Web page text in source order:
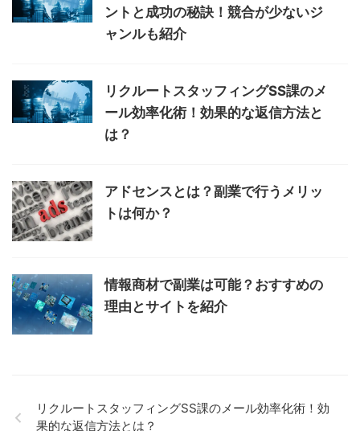
ントと成功の秘訣！競合が少ないジ
ャンルも紹介
リクルートスタッフィングSS課のメ
ール効率化術！効果的な返信方法と
は？
アドセンスとは？副業で行うメリッ
トは何か？
情報商材で副業は可能？おすすめの
理由とサイトを紹介
リクルートスタッフィングSS課のメール効率化術！効
果的な返信方法とは？